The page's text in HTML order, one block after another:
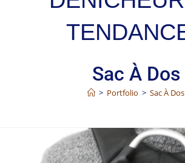
Sac À Dos
> Portfolio > Sac À Dos